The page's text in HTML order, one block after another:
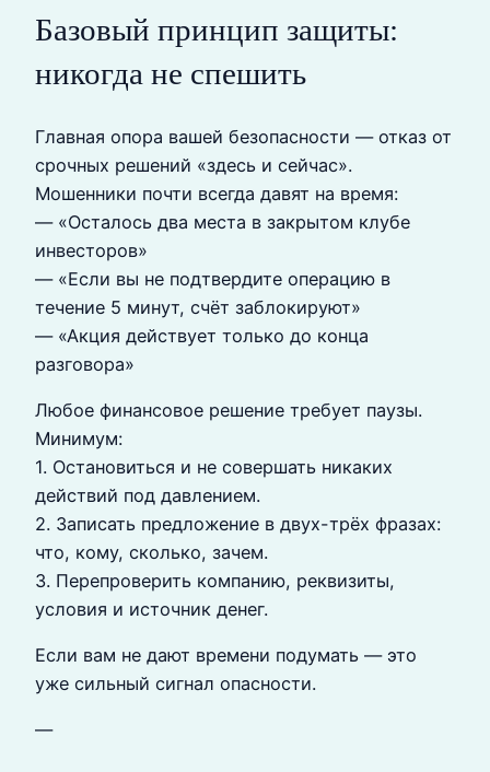
Базовый принцип защиты:
никогда не спешить
Главная опора вашей безопасности — отказ от
срочных решений «здесь и сейчас».
Мошенники почти всегда давят на время:
— «Осталось два места в закрытом клубе
инвесторов»
— «Если вы не подтвердите операцию в
течение 5 минут, счёт заблокируют»
— «Акция действует только до конца
разговора»
Любое финансовое решение требует паузы.
Минимум:
1. Остановиться и не совершать никаких
действий под давлением.
2. Записать предложение в двух-трёх фразах:
что, кому, сколько, зачем.
3. Перепроверить компанию, реквизиты,
условия и источник денег.
Если вам не дают времени подумать — это
уже сильный сигнал опасности.
—